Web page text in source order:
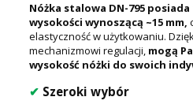
Nóżka stalowa DN-795
wysokości wynoszącą ~15 mm,
elastyczność w użytkowaniu.
mechanizmowi regulacji, mogą
wysokość nóżki do swoich
✔ Szeroki wybór